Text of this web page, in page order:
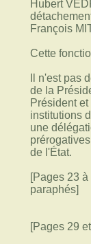
Hubert
François
Cette
Il n'est pas
de la
Président
institutions
une
de l'État.
[Pages 23
paraphés]
[Pages 29